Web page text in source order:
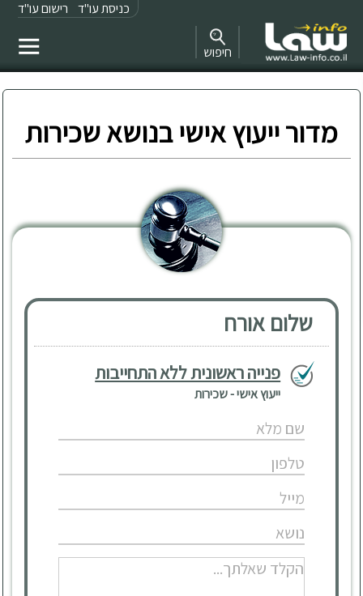
כניסת עו"ד רישום עו"ד
חיפוש
מדור ייעוץ אישי בנושא שכירות
שלום אורח
פנייה ראשונית ללא התחייבות
ייעוץ אישי - שכירות